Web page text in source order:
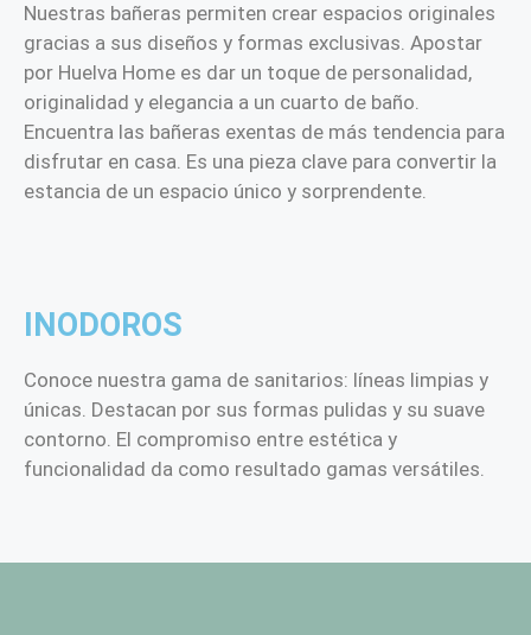
Nuestras bañeras permiten crear espacios originales
gracias a sus diseños y formas exclusivas. Apostar
por Huelva Home es dar un toque de personalidad,
originalidad y elegancia a un cuarto de baño.
Encuentra las bañeras exentas de más tendencia para
disfrutar en casa. Es una pieza clave para convertir la
estancia de un espacio único y sorprendente.
INODOROS
Conoce nuestra gama de sanitarios: líneas limpias y
únicas. Destacan por sus formas pulidas y su suave
contorno. El compromiso entre estética y
funcionalidad da como resultado gamas versátiles.